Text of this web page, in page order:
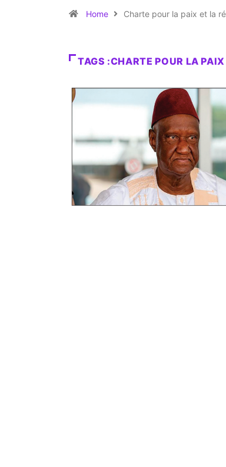
Home Charte pour la paix et la
TAGS :CHARTE POUR LA